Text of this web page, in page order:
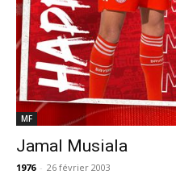
MF
Jamal Musiala
1976 - 26 février 2003